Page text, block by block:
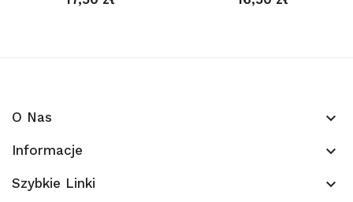
O Nas keyboard_arrow_down
Informacje keyboard_arrow_down
Szybkie Linki keyboard_arrow_down